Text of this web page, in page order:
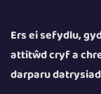
Ers ei sefydlu,
attitŵd cryf a
darparu